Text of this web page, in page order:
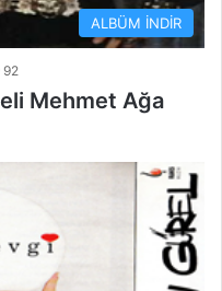
ALBÜM İNDİR
92
Mehmet Ağa